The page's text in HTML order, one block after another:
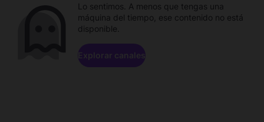
Lo sentimos. A menos que tengas una
máquina del tiempo, ese contenido no está
disponible.
Explorar canales